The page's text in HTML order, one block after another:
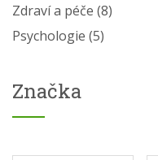
Zdraví a péče (8)
Psychologie (5)
Značka